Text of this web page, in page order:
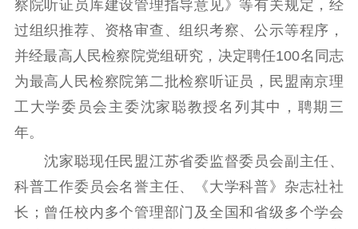
参政议政
调查研究 论坛研讨
建言献策
组织建设
察院听证员库建设管理指导意见》等有关规定，经
过组织推荐、资格审查、组织考察、公示等程序，
并经最高人民检察院党组研究，决定聘任100名同志
为最高人民检察院第二批检察听证员，民盟南京理
工大学委员会主委沈家聪教授名列其中，聘期三
年。
沈家聪现任民盟江苏省委监督委员会副主任、
科普工作委员会名誉主任、《大学科普》杂志社社
长；曾任校内多个管理部门及全国和省级多个学会